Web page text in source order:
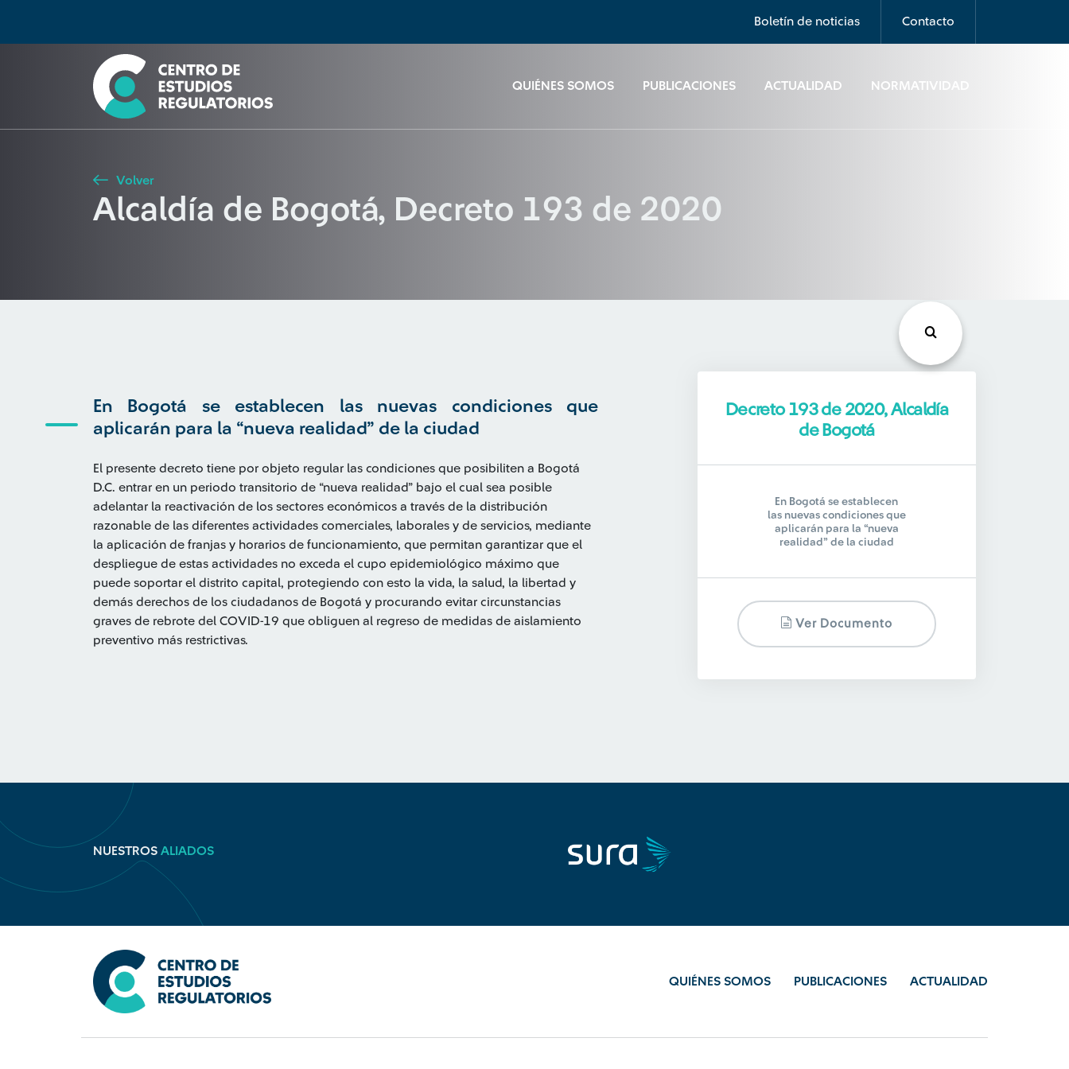
Boletín de noticias Contacto
QUIÉNES SOMOS PUBLICACIONES ACTUALIDAD NORMATIVIDAD
Seleccione país
Buscar
Volver
Alcaldía de Bogotá, Decreto 193 de 2020
En Bogotá se establecen las nuevas condiciones que
aplicarán para la “nueva realidad” de la ciudad
El presente decreto tiene por objeto regular las condiciones que posibiliten a Bogotá
D.C. entrar en un periodo transitorio de “nueva realidad” bajo el cual sea posible
adelantar la reactivación de los sectores económicos a través de la distribución
razonable de las diferentes actividades comerciales, laborales y de servicios, mediante
la aplicación de franjas y horarios de funcionamiento, que permitan garantizar que el
despliegue de estas actividades no exceda el cupo epidemiológico máximo que
puede soportar el distrito capital, protegiendo con esto la vida, la salud, la libertad y
demás derechos de los ciudadanos de Bogotá y procurando evitar circunstancias
graves de rebrote del COVID-19 que obliguen al regreso de medidas de aislamiento
preventivo más restrictivas.
Decreto 193 de 2020, Alcaldía
de Bogotá
En Bogotá se establecen
las nuevas condiciones que
aplicarán para la “nueva
realidad” de la ciudad
Ver Documento
NUESTROS ALIADOS
QUIÉNES SOMOS PUBLICACIONES ACTUALIDAD